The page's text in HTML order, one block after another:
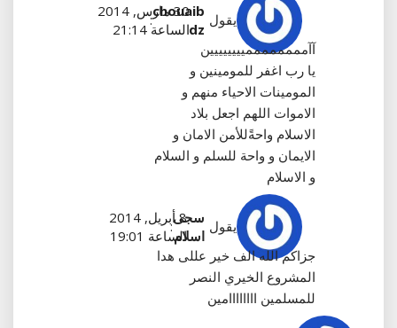
يقول
chouaib
dz
:
30 مارس, 2014
الساعة 21:14
آآمممممممميييييييين
يا رب اغفر للمومينين و
المومينات الاحياء منهم و
الاموات اللهم اجعل بلاد
الاسلام واحةًللأمن الامان و
الايمان و واحة للسلم و السلام
و الاسلام
يقول
سجى
اسلام
:
8 أبريل, 2014
الساعة 19:01
جزاكم الله الف خير عللى هدا
المشروع الخيري النصر
للمسلمين اااااااامين